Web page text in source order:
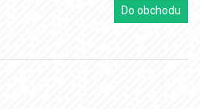
Do obchodu